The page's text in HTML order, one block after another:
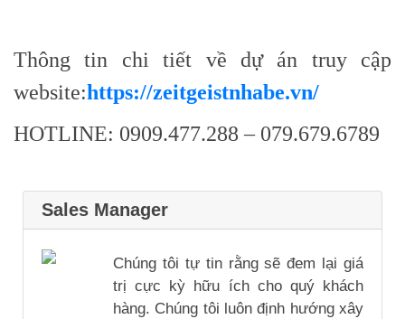
Thông tin chi tiết về dự án truy cập
website:https://zeitgeistnhabe.vn/
HOTLINE: 0909.477.288 – 079.679.6789
Sales Manager
Chúng tôi tự tin rằng sẽ đem lại giá
trị cực kỳ hữu ích cho quý khách
hàng. Chúng tôi luôn định hướng xây